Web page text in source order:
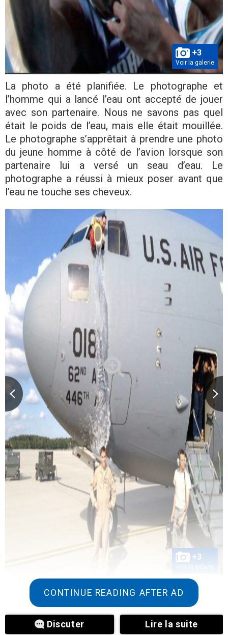
+3
Voir la galerie
La photo a été planifiée. Le photographe et
l’homme qui a lancé l’eau ont accepté de jouer
avec son partenaire. Nous ne savons pas quel
était le poids de l’eau, mais elle était mouillée.
Le photographe s’apprêtait à prendre une photo
du jeune homme à côté de l’avion lorsque son
partenaire lui a versé un seau d’eau. Le
photographe a réussi à mieux poser avant que
l’eau ne touche ses cheveux.
+3
Voir la galerie
CONTINUE READING AFTER AD
Discuter Lire la suite